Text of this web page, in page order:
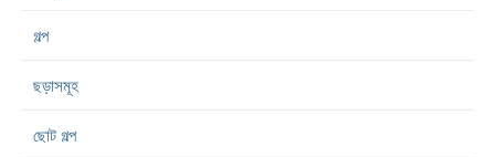
গল্প
ছড়াসমূহ
ছোট গল্প